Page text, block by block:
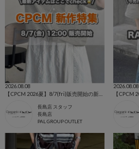
2026.08.08
長島店 スタッフ
長島店
PAL GROUP OUTLET
2026.08.08